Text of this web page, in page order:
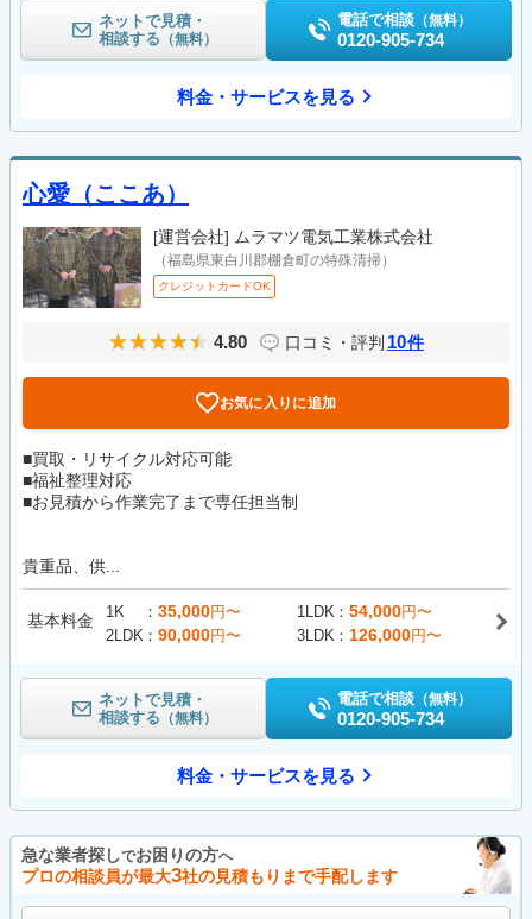
ネットで見積・
相談する （無料）
電話で相談 （無料）
0120-905-734
料金・サービスを見る
心愛（ここあ）
[運営会社] ムラマツ電気工業株式会社
（福島県東白川郡棚倉町の特殊清掃）
クレジットカードOK
4.80 口コミ・評判 10件
お気に入りに追加
■買取・リサイクル対応可能
■福祉整理対応
■お見積から作業完了まで専任担当制
貴重品、供...
基本料金 1K 35,000円〜 1LDK 54,000円〜
2LDK
90,000円〜 3LDK 126,000円〜
ネットで見積・
相談する （無料）
電話で相談 （無料）
0120-905-734
料金・サービスを見る
急な業者探しでお困りの方へ
プロの相談員が最大3社の見積もりまで手配します